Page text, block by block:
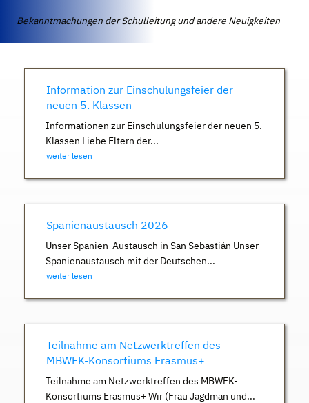
Bekanntmachungen der Schulleitung und andere Neuigkeiten
Information zur Einschulungsfeier der
neuen 5. Klassen
Informationen zur Einschulungsfeier der neuen 5.
Klassen Liebe Eltern der...
weiter lesen
Spanienaustausch 2026
Unser Spanien-Austausch in San Sebastián Unser
Spanienaustausch mit der Deutschen...
weiter lesen
Teilnahme am Netzwerktreffen des
MBWFK-Konsortiums Erasmus+
Teilnahme am Netzwerktreffen des MBWFK-
Konsortiums Erasmus+ Wir (Frau Jagdman und...